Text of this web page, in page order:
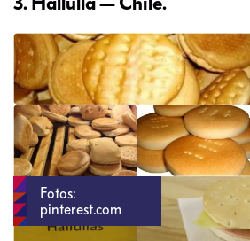
Fotos:
pinterest.com